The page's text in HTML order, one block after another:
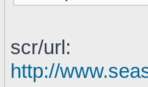
scr/url:
http://